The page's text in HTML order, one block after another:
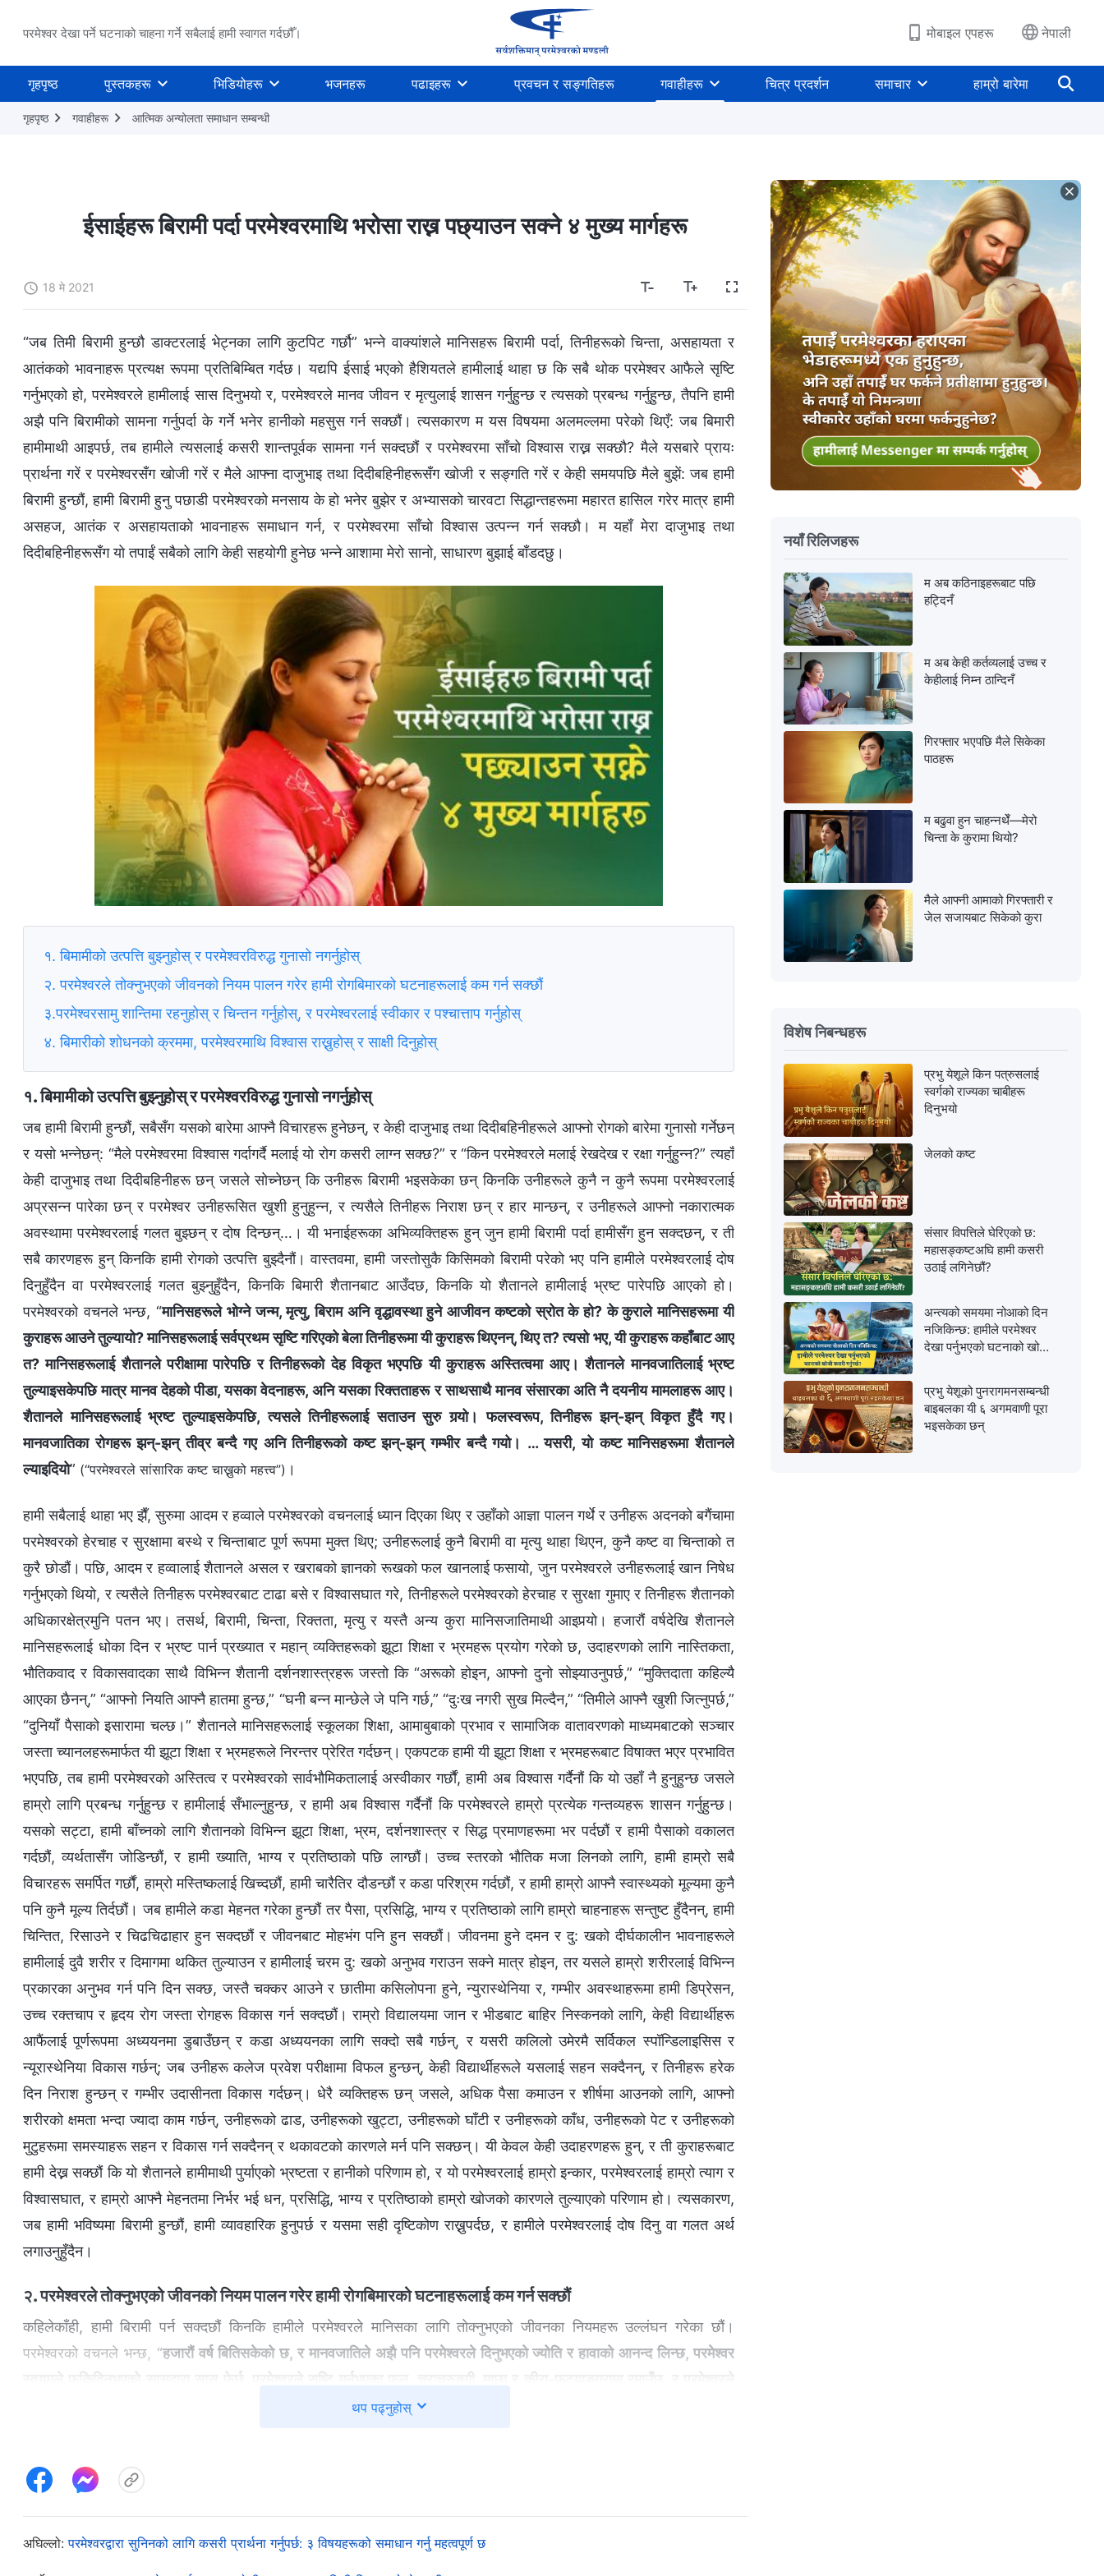
परमेश्वर देखा पर्ने घटनाको चाहना गर्ने सबैलाई हामी स्वागत गर्दछौँ। मोबाइल एपहरू नेपाली
गृहपृष्ठ पुस्तकहरू भिडियोहरू भजनहरू पढाइहरू प्रवचन र सङ्गतिहरू गवाहीहरू चित्र प्रदर्शन समाचार हाम्रो बारेमा
गृहपृष्ठ गवाहीहरू आत्मिक अन्योलता समाधान सम्‍बन्धी
ईसाईहरू बिरामी पर्दा परमेश्‍वरमाथि भरोसा राख्न पछ्याउन सक्ने ४ मुख्य मार्गहरू
18 मे 2021
“जब तिमी बिरामी हुन्छौ डाक्टरलाई भेट्नका लागि कुटपिट गर्छौ” भन्ने वाक्यांशले मानिसहरू बिरामी पर्दा, तिनीहरूको चिन्ता, असहायता र
आतंकको भावनाहरू प्रत्यक्ष रूपमा प्रतिबिम्बित गर्दछ। यद्यपि ईसाई भएको हैशियतले हामीलाई थाहा छ कि सबै थोक परमेश्‍वर आफैले सृष्टि
गर्नुभएको हो, परमेश्‍वरले हामीलाई सास दिनुभयो र, परमेश्‍वरले मानव जीवन र मृत्युलाई शासन गर्नुहुन्छ र त्यसको प्रबन्ध गर्नुहुन्छ, तैपनि हामी
अझै पनि बिरामीको सामना गर्नुपर्दा के गर्ने भनेर हानीको महसुस गर्न सक्छौं। त्यसकारण म यस विषयमा अलमल्लमा परेको थिएँ: जब बिमारी
हामीमाथी आइपर्छ, तब हामीले त्यसलाई कसरी शान्तपूर्वक सामना गर्न सक्दछौं र परमेश्‍वरमा साँचो विश्वास राख्न सक्छौ? मैले यसबारे प्रायः
प्रार्थना गरें र परमेश्‍वरसँग खोजी गरें र मैले आफ्ना दाजुभाइ तथा दिदीबहिनीहरूसँग खोजी र सङ्गति गरें र केही समयपछि मैले बुझें: जब हामी
बिरामी हुन्छौं, हामी बिरामी हुनु पछाडी परमेश्‍वरको मनसाय के हो भनेर बुझेर र अभ्यासको चारवटा सिद्धान्तहरूमा महारत हासिल गरेर मात्र हामी
असहज, आतंक र असहायताको भावनाहरू समाधान गर्न, र परमेश्‍वरमा साँचो विश्वास उत्पन्न गर्न सक्छौ। म यहाँ मेरा दाजुभाइ तथा
दिदीबहिनीहरूसँग यो तपाईं सबैको लागि केही सहयोगी हुनेछ भन्ने आशामा मेरो सानो, साधारण बुझाई बाँडदछु।
१. बिमामीको उत्पत्ति बुझ्नुहोस् र परमेश्‍वरविरुद्ध गुनासो नगर्नुहोस्
२. परमेश्‍वरले तोक्नुभएको जीवनको नियम पालन गरेर हामी रोगबिमारको घटनाहरूलाई कम गर्न सक्छौं
३.परमेश्‍वरसामु शान्तिमा रहनुहोस् र चिन्तन गर्नुहोस्, र परमेश्‍वरलाई स्वीकार र पश्‍चात्ताप गर्नुहोस्
४. बिमारीको शोधनको क्रममा, परमेश्‍वरमाथि विश्वास राख्नुहोस् र साक्षी दिनुहोस्
१. बिमामीको उत्पत्ति बुझ्नुहोस् र परमेश्‍वरविरुद्ध गुनासो नगर्नुहोस्
जब हामी बिरामी हुन्छौं, सबैसँग यसको बारेमा आफ्नै विचारहरू हुनेछन्, र केही दाजुभाइ तथा दिदीबहिनीहरूले आफ्नो रोगको बारेमा गुनासो गर्नेछन्
र यसो भन्नेछन्: “मैले परमेश्‍वरमा विश्वास गर्दागर्दै मलाई यो रोग कसरी लाग्न सक्छ?” र “किन परमेश्‍वरले मलाई रेखदेख र रक्षा गर्नुहुन्न?” त्यहाँ
केही दाजुभाइ तथा दिदीबहिनीहरू छन् जसले सोच्नेछन् कि उनीहरू बिरामी भइसकेका छन् किनकि उनीहरूले कुनै न कुनै रूपमा परमेश्‍वरलाई
अप्रसन्न पारेका छन् र परमेश्‍वर उनीहरूसित खुशी हुनुहुन्न, र त्यसैले तिनीहरू निराश छन् र हार मान्छन्, र उनीहरूले आफ्नो नकारात्मक
अवस्थामा परमेश्‍वरलाई गलत बुझ्छन् र दोष दिन्छन्…। यी भनाईहरूका अभिव्यक्तिहरू हुन् जुन हामी बिरामी पर्दा हामीसँग हुन सक्दछन्, र ती
सबै कारणहरू हुन् किनकि हामी रोगको उत्पत्ति बुझ्दैनौं। वास्तवमा, हामी जस्तोसुकै किसिमको बिरामी परेको भए पनि हामीले परमेश्‍वरलाई दोष
दिनुहुँदैन वा परमेश्‍वरलाई गलत बुझ्नुहुँदैन, किनकि बिमारी शैतानबाट आउँदछ, किनकि यो शैतानले हामीलाई भ्रष्ट पारेपछि आएको हो।
परमेश्‍वरको वचनले भन्छ, “मानिसहरूले भोग्ने जन्म, मृत्यु, बिराम अनि वृद्धावस्था हुने आजीवन कष्टको स्रोत के हो? के कुराले मानिसहरूमा यी
कुराहरू आउने तुल्यायो? मानिसहरूलाई सर्वप्रथम सृष्टि गरिएको बेला तिनीहरूमा यी कुराहरू थिएनन्, थिए त? त्यसो भए, यी कुराहरू कहाँबाट आए
त? मानिसहरूलाई शैतानले परीक्षामा पारेपछि र तिनीहरूको देह विकृत भएपछि यी कुराहरू अस्तित्वमा आए। शैतानले मानवजातिलाई भ्रष्ट
तुल्याइसकेपछि मात्र मानव देहको पीडा, यसका वेदनाहरू, अनि यसका रिक्तताहरू र साथसाथै मानव संसारका अति नै दयनीय मामलाहरू आए।
शैतानले मानिसहरूलाई भ्रष्ट तुल्याइसकेपछि, त्यसले तिनीहरूलाई सताउन सुरु गर्‍यो। फलस्वरूप, तिनीहरू झन्-झन् विकृत हुँदै गए।
मानवजातिका रोगहरू झन्-झन् तीव्र बन्दै गए अनि तिनीहरूको कष्ट झन्-झन् गम्भीर बन्दै गयो। … यसरी, यो कष्ट मानिसहरूमा शैतानले
ल्याइदियो” (“परमेश्‍वरले सांसारिक कष्ट चाख्नुको महत्त्व”) ।
हामी सबैलाई थाहा भए झैँ, सुरुमा आदम र हव्वाले परमेश्‍वरको वचनलाई ध्यान दिएका थिए र उहाँको आज्ञा पालन गर्थे र उनीहरू अदनको बगैंचामा
परमेश्‍वरको हेरचाह र सुरक्षामा बस्थे र चिन्ताबाट पूर्ण रूपमा मुक्त थिए; उनीहरूलाई कुनै बिरामी वा मृत्यु थाहा थिएन, कुनै कष्ट वा चिन्ताको त
कुरै छोडौं। पछि, आदम र हव्वालाई शैतानले असल र खराबको ज्ञानको रूखको फल खानलाई फसायो, जुन परमेश्‍वरले उनीहरूलाई खान निषेध
गर्नुभएको थियो, र त्यसैले तिनीहरू परमेश्‍वरबाट टाढा बसे र विश्वासघात गरे, तिनीहरूले परमेश्‍वरको हेरचाह र सुरक्षा गुमाए र तिनीहरू शैतानको
अधिकारक्षेत्रमुनि पतन भए। तसर्थ, बिरामी, चिन्ता, रिक्तता, मृत्यु र यस्तै अन्य कुरा मानिसजातिमाथी आइपर्‍यो। हजारौं वर्षदेखि शैतानले
मानिसहरूलाई धोका दिन र भ्रष्ट पार्न प्रख्यात र महान् व्यक्तिहरूको झूटा शिक्षा र भ्रमहरू प्रयोग गरेको छ, उदाहरणको लागि नास्तिकता,
भौतिकवाद र विकासवादका साथै विभिन्न शैतानी दर्शनशास्त्रहरू जस्तो कि “अरूको होइन, आफ्नो दुनो सोझ्याउनुपर्छ,” “मुक्तिदाता कहिल्यै
आएका छैनन्,” “आफ्नो नियति आफ्नै हातमा हुन्छ,” “घनी बन्‍न मान्छेले जे पनि गर्छ,” “दुःख नगरी सुख मिल्दैन,” “तिमीले आफ्नै खुशी जित्नुपर्छ,”
“दुनियाँ पैसाको इसारामा चल्छ।” शैतानले मानिसहरूलाई स्कूलका शिक्षा, आमाबुबाको प्रभाव र सामाजिक वातावरणको माध्यमबाटको सञ्चार
जस्ता च्यानलहरूमार्फत यी झूटा शिक्षा र भ्रमहरूले निरन्तर प्रेरित गर्दछन्। एकपटक हामी यी झूटा शिक्षा र भ्रमहरूबाट विषाक्त भएर प्रभावित
भएपछि, तब हामी परमेश्‍वरको अस्तित्व र परमेश्‍वरको सार्वभौमिकतालाई अस्वीकार गर्छौं, हामी अब विश्वास गर्दैनौं कि यो उहाँ नै हुनुहुन्छ जसले
हाम्रो लागि प्रबन्ध गर्नुहुन्छ र हामीलाई सँभाल्नुहुन्छ, र हामी अब विश्वास गर्दैनौं कि परमेश्‍वरले हाम्रो प्रत्येक गन्तव्यहरू शासन गर्नुहुन्छ।
यसको सट्टा, हामी बाँच्नको लागि शैतानको विभिन्न झूटा शिक्षा, भ्रम, दर्शनशास्त्र र सिद्ध प्रमाणहरूमा भर पर्दछौं र हामी पैसाको वकालत
गर्दछौं, व्यर्थतासँग जोडिन्छौं, र हामी ख्याति, भाग्य र प्रतिष्ठाको पछि लाग्छौं। उच्च स्तरको भौतिक मजा लिनको लागि, हामी हाम्रो सबै
विचारहरू समर्पित गर्छौं, हाम्रो मस्तिष्कलाई खिच्दछौं, हामी चारैतिर दौडन्छौं र कडा परिश्रम गर्दछौं, र हामी हाम्रो आफ्नै स्वास्थ्यको मूल्यमा कुनै
पनि कुनै मूल्य तिर्दछौं। जब हामीले कडा मेहनत गरेका हुन्छौं तर पैसा, प्रसिद्धि, भाग्य र प्रतिष्ठाको लागि हाम्रो चाहनाहरू सन्तुष्ट हुँदैनन्, हामी
चिन्तित, रिसाउने र चिढचिढाहार हुन सक्दछौं र जीवनबाट मोहभंग पनि हुन सक्छौं। जीवनमा हुने दमन र दु: खको दीर्घकालीन भावनाहरूले
हामीलाई दुवै शरीर र दिमागमा थकित तुल्याउन र हामीलाई चरम दु: खको अनुभव गराउन सक्ने मात्र होइन, तर यसले हाम्रो शरीरलाई विभिन्न
प्रकारका अनुभव गर्न पनि दिन सक्छ, जस्तै चक्कर आउने र छातीमा कसिलोपना हुने, न्युरास्थेनिया र, गम्भीर अवस्थाहरूमा हामी डिप्रेसन,
उच्च रक्तचाप र हृदय रोग जस्ता रोगहरू विकास गर्न सक्दछौं। राम्रो विद्यालयमा जान र भीडबाट बाहिर निस्कनको लागि, केही विद्यार्थीहरू
आफैंलाई पूर्णरूपमा अध्ययनमा डुबाउँछन् र कडा अध्ययनका लागि सक्दो सबै गर्छन्, र यसरी कलिलो उमेरमै सर्विकल स्पॉन्डिलाइसिस र
न्यूरास्थेनिया विकास गर्छन्; जब उनीहरू कलेज प्रवेश परीक्षामा विफल हुन्छन्, केही विद्यार्थीहरूले यसलाई सहन सक्दैनन्, र तिनीहरू हरेक
दिन निराश हुन्छन् र गम्भीर उदासीनता विकास गर्दछन्। धेरै व्यक्तिहरू छन् जसले, अधिक पैसा कमाउन र शीर्षमा आउनको लागि, आफ्नो
शरीरको क्षमता भन्दा ज्यादा काम गर्छन्, उनीहरूको ढाड, उनीहरूको खुट्टा, उनीहरूको घाँटी र उनीहरूको काँध, उनीहरूको पेट र उनीहरूको
मुटुहरूमा समस्याहरू सहन र विकास गर्न सक्दैनन् र थकावटको कारणले मर्न पनि सक्छन्। यी केवल केही उदाहरणहरू हुन्, र ती कुराहरूबाट
हामी देख्न सक्छौं कि यो शैतानले हामीमाथी पुर्याएको भ्रष्टता र हानीको परिणाम हो, र यो परमेश्‍वरलाई हाम्रो इन्कार, परमेश्‍वरलाई हाम्रो त्याग र
विश्वासघात, र हाम्रो आफ्नै मेहनतमा निर्भर भई धन, प्रसिद्धि, भाग्य र प्रतिष्ठाको हाम्रो खोजको कारणले तुल्याएको परिणाम हो। त्यसकारण,
जब हामी भविष्यमा बिरामी हुन्छौं, हामी व्यावहारिक हुनुपर्छ र यसमा सही दृष्टिकोण राख्नुपर्दछ, र हामीले परमेश्‍वरलाई दोष दिनु वा गलत अर्थ
लगाउनुहुँदैन।
२. परमेश्‍वरले तोक्नुभएको जीवनको नियम पालन गरेर हामी रोगबिमारको घटनाहरूलाई कम गर्न सक्छौं
कहिलेकाँही, हामी बिरामी पर्न सक्दछौं किनकि हामीले परमेश्‍वरले मानिसका लागि तोक्नुभएको जीवनका नियमहरू उल्लंघन गरेका छौं।
परमेश्‍वरको वचनले भन्छ, “हजारौं वर्ष बितिसकेको छ, र मानवजातिले अझै पनि परमेश्‍वरले दिनुभएको ज्योति र हावाको आनन्द लिन्छ, परमेश्‍वर
प्रदान गर्नुभएका सबै थोकमा आनन्द लिन्छ; दिन र रात अझै पनि आउने-जाने क्रम जारी छ; सधैँ झैँ चार ऋतु परिवर्तन भइरहन्छ…। सबै थोकका
कसैले पनि तिनीहरूको प्राकृतिक गुणलाई परिवर्तन गर्न सक्दैन, न त अस्तित्व सम्‍बन्धी तिनीहरूका नियमहरूलाई नै कसैले बिगार्न सक्छ
परमेश्‍वरले स्वर्ग र पृथ्वीका सबै कुरा सृष्टि गर्नुभयो र उहाँले मानिसजातिलाई सृष्टि गर्नुभयो। मानवजाति र सबै थोकका लागि जीवनको नियम र
थप पढ्नुहोस्
अघिल्लो:परमेश्‍वरद्वारा सुनिनको लागि कसरी प्रार्थना गर्नुपर्छ: ३ विषयहरूको समाधान गर्नु महत्वपूर्ण छ
नयाँ रिलिजहरू
म अब कठिनाइहरूबाट पछि
हट्दिनँ
म अब केही कर्तव्यलाई उच्च र
केहीलाई निम्न ठान्दिनँ
गिरफ्तार भएपछि मैले सिकेका
पाठहरू
म बढुवा हुन चाहन्नथेँ—मेरो
चिन्ता के कुरामा थियो?
मैले आफ्नी आमाको गिरफ्तारी र
जेल सजायबाट सिकेको कुरा
विशेष निबन्धहरू
प्रभु येशूले किन पत्रुसलाई
स्वर्गको राज्यका चाबीहरू
दिनुभयो
जेलको कष्ट
संसार विपत्तिले घेरिएको छ:
महासङ्कष्टअघि हामी कसरी
उठाई लगिनेछौं?
अन्त्यको समयमा नोआको दिन
नजिकिन्छ: हामीले परमेश्‍वर
देखा पर्नुभएको घटनाको खोजी
प्रभु येशूको पुनरागमनसम्‍बन्धी
बाइबलका यी ६ अगमवाणी पूरा
भइसकेका छन्